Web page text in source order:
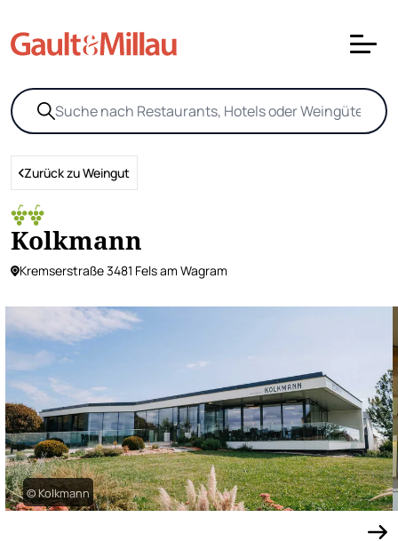
Zurück zu Weingut
Kolkmann
Kremserstraße 3481 Fels am Wagram
© Kolkmann